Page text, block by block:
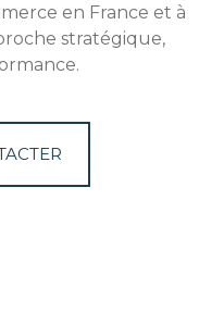
en France et à
stratégique,